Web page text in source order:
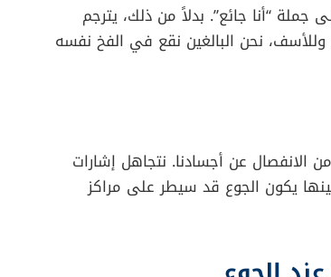
الداخلية (مثل دقات القلب،
مبكراً (“أنا جائع، لذا سأكون متوتراً
العاطفي.